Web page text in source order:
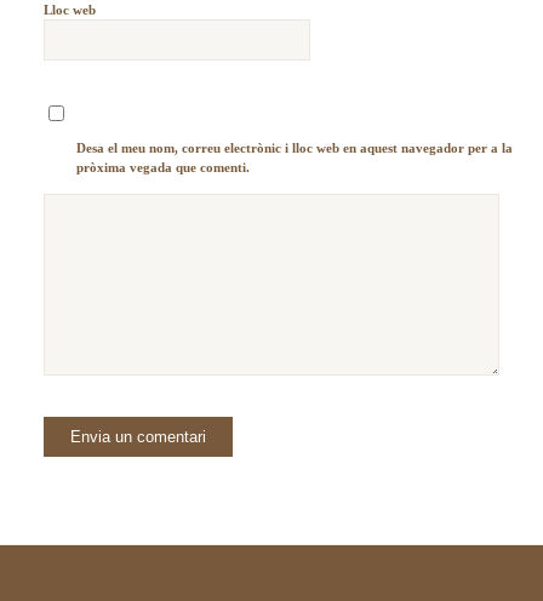
Lloc web
Desa el meu nom, correu electrònic i lloc web en aquest navegador per a la
pròxima vegada que comenti.